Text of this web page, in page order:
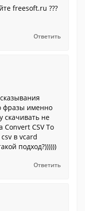
freesoft.ru ???
Ответить
фразы именно
скачивать не
Convert CSV To
в vcard
подход?))))))
Ответить